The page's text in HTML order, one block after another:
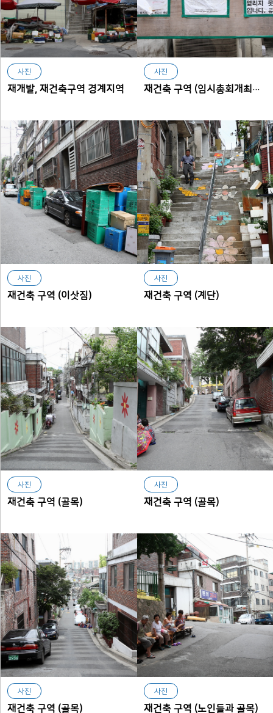
사진
재개발, 재건축구역 경계지역
사진
재건축 구역 (임시총회개최공고)
사진
재건축 구역 (이삿짐)
사진
재건축 구역 (계단)
사진
재건축 구역 (골목)
사진
재건축 구역 (골목)
사진
재건축 구역 (골목)
사진
재건축 구역 (노인들과 골목)